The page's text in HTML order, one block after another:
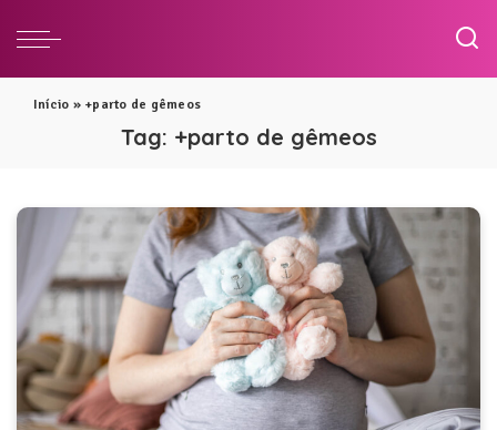
Início » +parto de gêmeos
Tag: +parto de gêmeos